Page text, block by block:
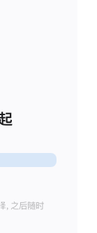
，之后随时